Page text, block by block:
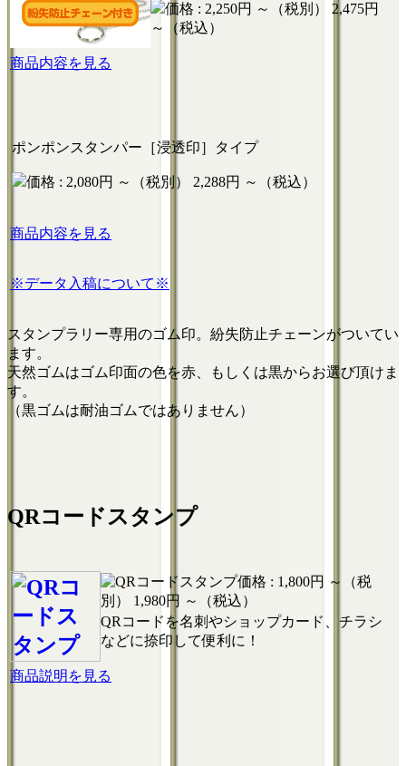
価格 : 2,250円 ～（税別）
2,475円
～（税込）
商品内容を見る
ポンポンスタンパー［浸透印］タイプ
価格 : 2,080円 ～（税別） 2,288円 ～（税込）
商品内容を見る
※データ入稿について※
スタンプラリー専用のゴム印。紛失防止チェーンがついてい
ます。
天然ゴムはゴム印面の色を赤、もしくは黒からお選び頂けま
す。
（黒ゴムは耐油ゴムではありません）
QRコードスタンプ
価格 : 1,800円 ～（税
別）
1,980円 ～（税込）
QRコードを名刺やショップカード、チラシ
などに捺印して便利に！
商品説明を見る